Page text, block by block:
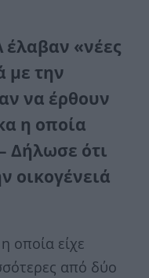
έλαβαν «νέες
με την
να έρθουν
η οποία
Δήλωσε ότι
οικογένειά
οποία είχε
από δύο